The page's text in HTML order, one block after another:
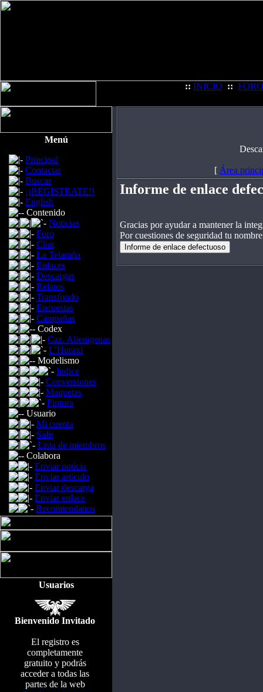
:: INICIO :: FORO
Menú
Principal
Contactar
Buscar
¡¡REGISTRATE!!
English
Contenido
Noticias
Foro
Chat
La Telaraña
Enlaces
Descargas
Relatos
Transfondo
Encuestas
Campañas
Codex
Caz. Alienigenas
L’Huraxi
Modelismo
Indice
Conversiones
Maquetas
Pintura
Usuario
Mi cuenta
Salir
Lista de miembros
Colabora
Enviar noticia
Enviar articulo
Enviar descarga
Enviar enlace
Recomiendanos
Usuarios
Bienvenido Invitado
El registro es
completamente
gratuito y podrás
acceder a todas las
partes de la web
[ Área
Informe de enlace
Gracias por ayudar a mantener la
Por cuestiones de seguridad tu